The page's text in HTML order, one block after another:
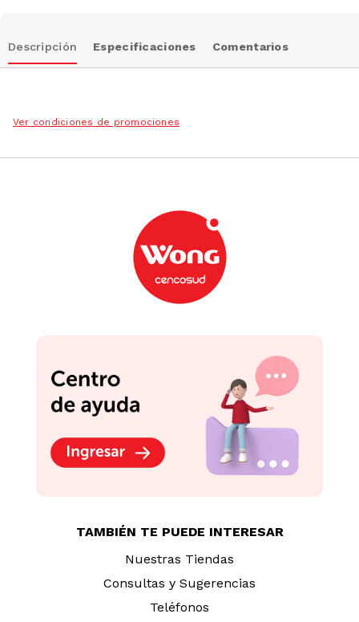
Descripción Especificaciones Comentarios
Ver condiciones de promociones
TAMBIÉN TE PUEDE INTERESAR
Nuestras Tiendas
Consultas y Sugerencias
Teléfonos